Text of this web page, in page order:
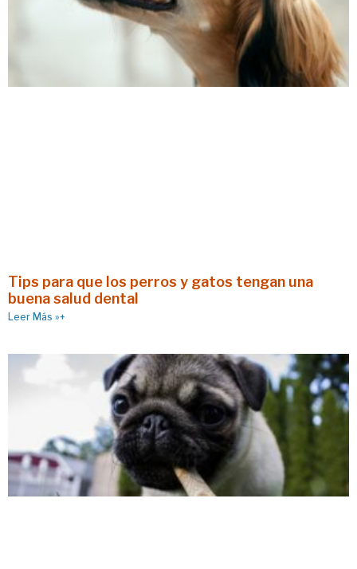
Tips para que los perros y gatos tengan una
buena salud dental
Leer Más »+